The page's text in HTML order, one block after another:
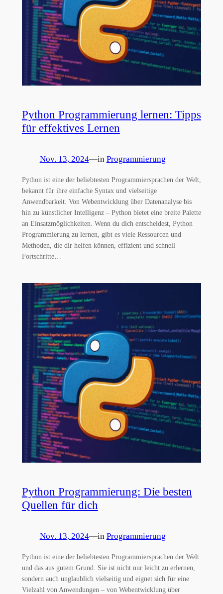
Python Programmierung lernen: Tipps
für effektives Lernen
Nov. 13, 2024—in Programmierung
Python ist eine der beliebtesten Programmiersprachen der Welt,
bekannt für ihre einfache Syntax und vielseitige
Anwendbarkeit. Von Webentwicklung über Datenanalyse bis
hin zu künstlicher Intelligenz – Python bietet eine breite Palette
an Einsatzmöglichkeiten. Wenn du dich entscheidest, Python
Programmierung zu lernen, gibt es viele Ressourcen und
Methoden, die dir helfen können, effizient und schnell
Fortschritte…
Python Programmierung: Die besten
Quellen für dich
Nov. 13, 2024—in Programmierung
Python ist eine der beliebtesten Programmiersprachen der Welt
und das aus gutem Grund. Sie ist nicht nur leicht zu erlernen,
sondern auch unglaublich vielseitig und eignet sich für eine
Vielzahl von Anwendungen – von Webentwicklung über